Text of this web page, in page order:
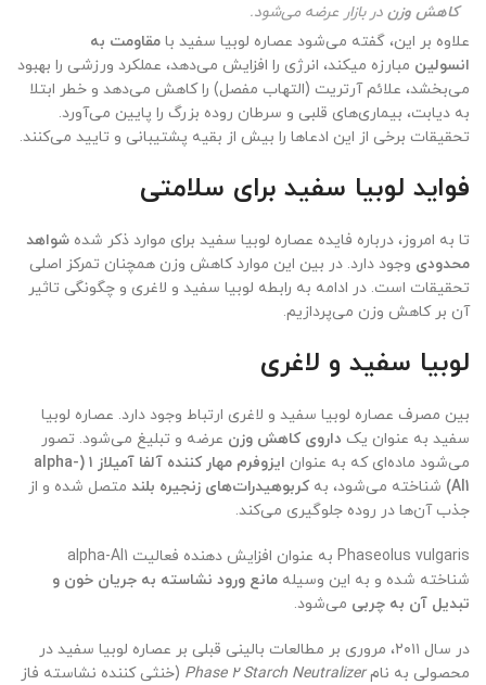
کاهش وزن در بازار عرضه می‌شود.
علاوه بر این، گفته می‌شود عصاره لوبیا سفید با مقاومت به
انسولین مبارزه میکند، انرژی را افزایش می‌دهد، عملکرد ورزشی را بهبود
می‌بخشد، علائم آرتریت (التهاب مفصل) را کاهش می‌دهد و خطر ابتلا
به دیابت، بیماری‌های قلبی و سرطان روده بزرگ را پایین می‌آورد.
تحقیقات برخی از این ادعاها را بیش از بقیه پشتیبانی و تایید می‌کنند.
فواید لوبیا سفید برای سلامتی
تا به امروز، درباره فایده عصاره لوبیا سفید برای موارد ذکر شده شواهد
محدودی وجود دارد. در بین این موارد کاهش وزن همچنان تمرکز اصلی
تحقیقات است. در ادامه به رابطه لوبیا سفید و لاغری و چگونگی تاثیر
آن بر کاهش وزن می‌پردازیم.
لوبیا سفید و لاغری
بین مصرف عصاره لوبیا سفید و لاغری ارتباط وجود دارد. عصاره لوبیا
سفید به عنوان یک داروی کاهش وزن عرضه و تبلیغ می‌شود. تصور
می‌شود ماده‌ای که به عنوان
ایزوفرم مهار کننده آلفا آمیلاز ۱ (alpha-
AI1) شناخته می‌شود، بهکربوهیدرات‌های زنجیره بلند متصل شده و از
جذب آن‌ها در روده جلوگیری می‌کند.
Phaseolus vulgaris به عنوان افزایش دهنده فعالیت alpha-AI1
شناخته شده و به این وسیله مانع ورود نشاسته به جریان خون و
تبدیل آن به چربی می‌شود.
در سال ۲۰۱۱، مروری بر مطالعات بالینی قبلی بر عصاره لوبیا سفید در
محصولی به نامPhase 2 Starch Neutralizer (خنثی کننده نشاسته فاز